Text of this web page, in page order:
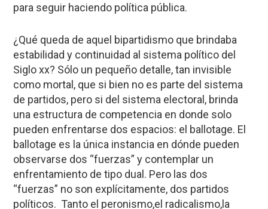
para seguir haciendo política pública.
¿Qué queda de aquel bipartidismo que brindaba
estabilidad y continuidad al sistema político del
Siglo xx? Sólo un pequeño detalle, tan invisible
como mortal, que si bien no es parte del sistema
de partidos, pero si del sistema electoral, brinda
una estructura de competencia en donde solo
pueden enfrentarse dos espacios: el ballotage. El
ballotage es la única instancia en dónde pueden
observarse dos “fuerzas” y contemplar un
enfrentamiento de tipo dual. Pero las dos
“fuerzas” no son explícitamente, dos partidos
políticos. Tanto el peronismo,el radicalismo,la